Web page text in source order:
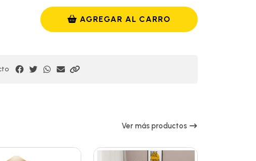
AGREGAR AL CARRO
Ver más productos